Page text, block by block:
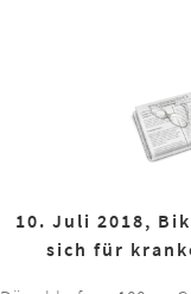
10. Juli 2018,
sich für